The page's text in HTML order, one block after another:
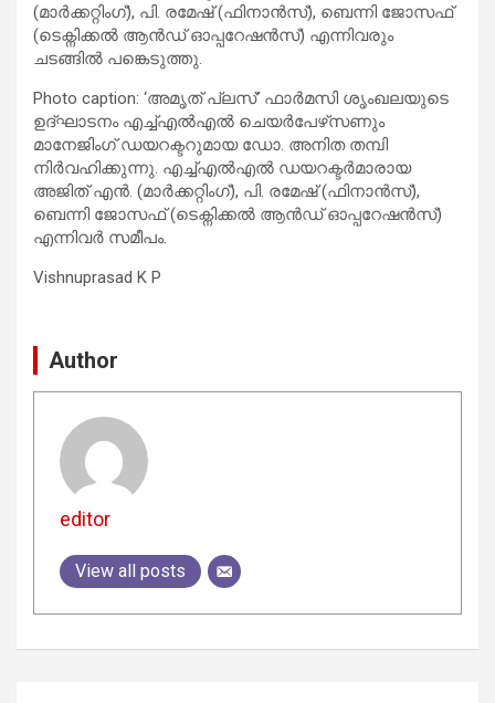
(മാർക്കറ്റിംഗ്), പി. രമേഷ് (ഫിനാൻസ്), ബെന്നി ജോസഫ്
(ടെക്നിക്കൽ ആൻഡ് ഓപ്പറേഷൻസ്) എന്നിവരും
ചടങ്ങിൽ പങ്കെടുത്തു.
Photo caption: ‘അമൃത് പ്ലസ്’ ഫാർമസി ശൃംഖലയുടെ
ഉദ്ഘാടനം എച്ച്എൽഎൽ ചെയർപേഴ്‌സണും
മാനേജിംഗ് ഡയറക്ടറുമായ ഡോ. അനിത തമ്പി
നിർവഹിക്കുന്നു. എച്ച്എൽഎൽ ഡയറക്ടർമാരായ
അജിത് എൻ. (മാർക്കറ്റിംഗ്), പി. രമേഷ് (ഫിനാൻസ്),
ബെന്നി ജോസഫ് (ടെക്നിക്കൽ ആൻഡ് ഓപ്പറേഷൻസ്)
എന്നിവർ സമീപം.
Vishnuprasad K P
Author
editor
View all posts